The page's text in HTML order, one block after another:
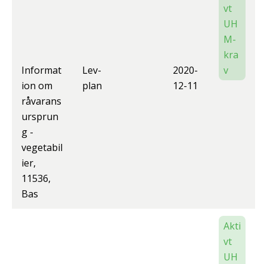
Informat
ion om
råvarans
ursprun
g -
vegetabil
ier,
11536,
Bas
Lev-
plan
2020-
12-11
vt
UH
M-
kra
v
Akti
vt
UH